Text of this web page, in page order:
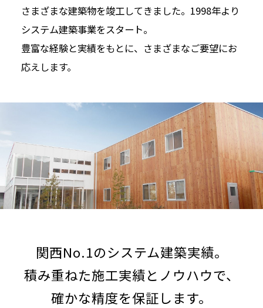
さまざまな建築物を竣工してきました。1998年より
システム建築事業をスタート。
豊富な経験と実績をもとに、さまざまなご要望にお
応えします。
関西No.1のシステム建築実績。
積み重ねた施工実績とノウハウで、
確かな精度を保証します。